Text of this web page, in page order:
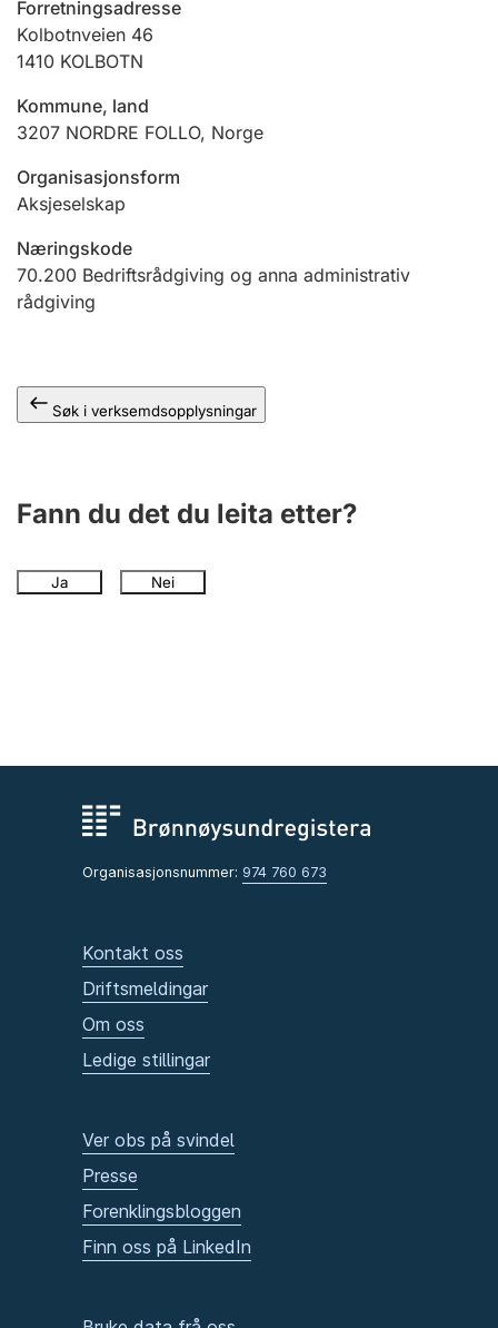
Jeger
Ektepaktrettleiaren
Andre tema
Forretningsadresse
Kolbotnveien 46
1410 KOLBOTN
Kommune, land
3207 NORDRE FOLLO, Norge
Organisasjonsform
Aksjeselskap
Næringskode
70.200 Bedriftsrådgiving og anna administrativ
rådgiving
Søk i verksemdsopplysningar
Fann du det du leita etter?
Ja Nei
Organisasjonsnummer: 974 760 673
Kontakt oss
Driftsmeldingar
Om oss
Ledige stillingar
Ver obs på svindel
Presse
Forenklingsbloggen
Finn oss på LinkedIn